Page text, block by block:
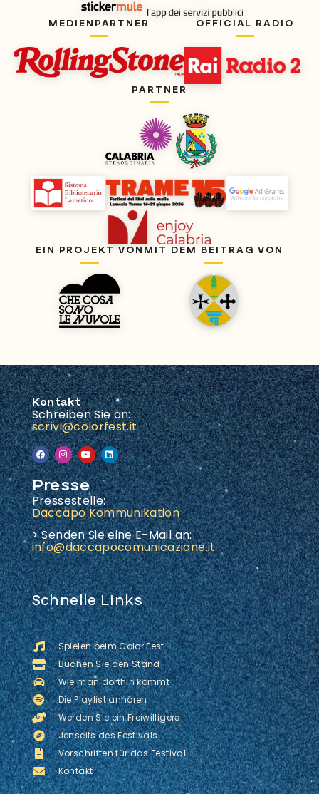
MEDIENPARTNER OFFICIAL RADIO
PARTNER
EIN PROJEKT VON MIT DEM BEITRAG VON
Kontakt
Schreiben Sie an:
scrivi@colorfest.it
Presse
Pressestelle:
Daccapo Kommunikation
> Senden Sie eine E-Mail an:
info@daccapocomunicazione.it
Schnelle Links
Spielen beim Color Fest
Buchen Sie den Stand
Wie man dorthin kommt
Die Playlist anhören
Werden Sie ein Freiwilligerə
Jenseits des Festivals
Vorschriften für das Festival
Kontakt